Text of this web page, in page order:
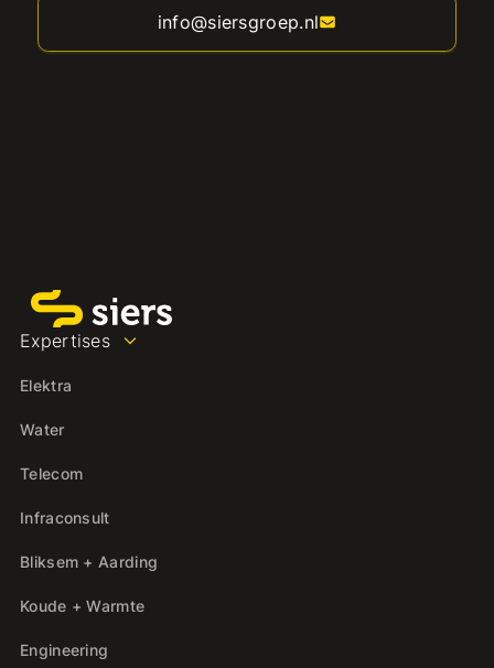
info@siersgroep.nl
Expertises
Elektra
Water
Telecom
Infraconsult
Bliksem + Aarding
Koude + Warmte
Engineering